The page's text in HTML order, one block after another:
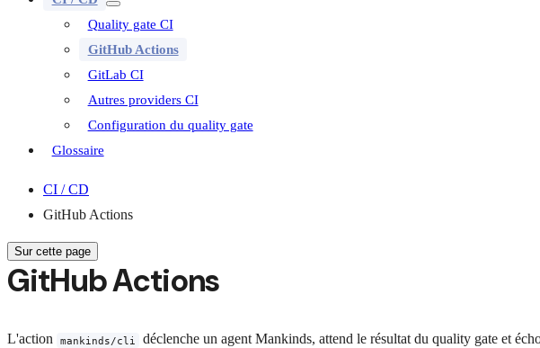
Quality gate CI
GitHub Actions
GitLab CI
Autres providers CI
Configuration du quality gate
Glossaire
CI / CD
GitHub Actions
Sur cette page
GitHub Actions
L'action mankinds/cli déclenche un agent Mankinds, attend le résultat du quality gate et